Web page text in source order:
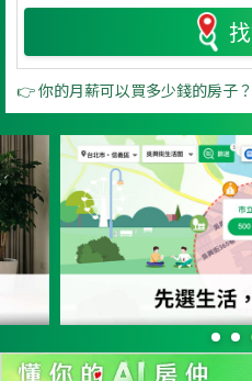
👉 你的月薪可以買多少錢的房子？